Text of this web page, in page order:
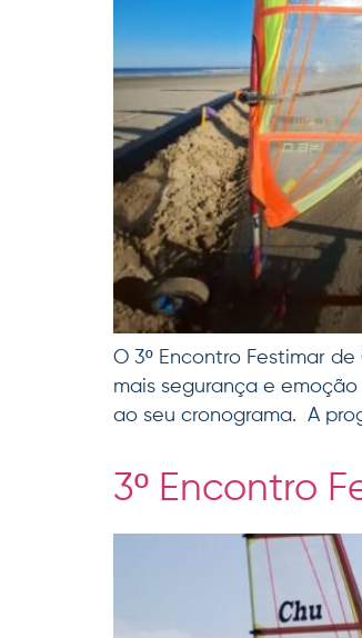
O 3º Encontro Festimar
mais segurança e
ao seu cronograma. A
3º Encontro